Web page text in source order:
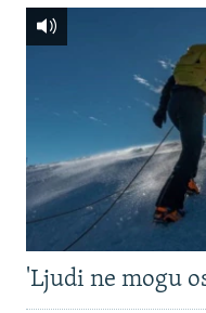
'Ljudi ne mogu